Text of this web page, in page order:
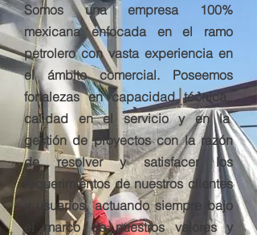
Somos una empresa 100%
mexicana enfocada en el ramo
petrolero con vasta experiencia en
el ámbito comercial. Poseemos
fortalezas en capacidad técnica,
calidad en el servicio y en la
gestión de proyectos con la razón
de resolver y satisfacer los
requerimientos de nuestros clientes
y usuarios, actuando siempre bajo
el marco de nuestros valores y